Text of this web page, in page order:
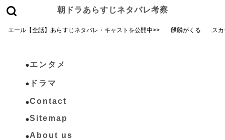
朝ドラあらすじネタバレ考察
エール【全話】あらすじネタバレ・キャストを公開中>> 麒麟がくる ス
エンタメ
ドラマ
Contact
Sitemap
About us